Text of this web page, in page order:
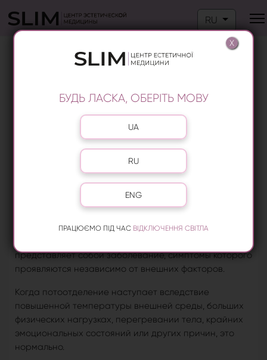
Выберите язык
RU
ЛЕЧЕНИЕ ГИПЕРГИДРОЗА НА
ПЕЧЕРСКЕ
представляет собой заболевание, симптомы которого
проявляются независимо от внешних факторов.
Когда потоотделение наступает вследствие
повышенной температуры внешней среды, больших
физических нагрузках, перегревании тела, крайних
эмоциональных состояний или других причин, это
нормально.
БУДЬ ЛАСКА, ОБЕРІТЬ МОВУ
Выберите язык
UA
RU
ENG
ПРАЦЮЄМО ПІД ЧАС ВІДКЛЮЧЕННЯ СВІТЛА
X